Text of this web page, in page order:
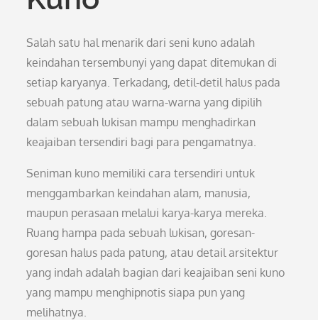
Salah satu hal menarik dari seni kuno adalah
keindahan tersembunyi yang dapat ditemukan di
setiap karyanya. Terkadang, detil-detil halus pada
sebuah patung atau warna-warna yang dipilih
dalam sebuah lukisan mampu menghadirkan
keajaiban tersendiri bagi para pengamatnya.
Seniman kuno memiliki cara tersendiri untuk
menggambarkan keindahan alam, manusia,
maupun perasaan melalui karya-karya mereka.
Ruang hampa pada sebuah lukisan, goresan-
goresan halus pada patung, atau detail arsitektur
yang indah adalah bagian dari keajaiban seni kuno
yang mampu menghipnotis siapa pun yang
melihatnya.